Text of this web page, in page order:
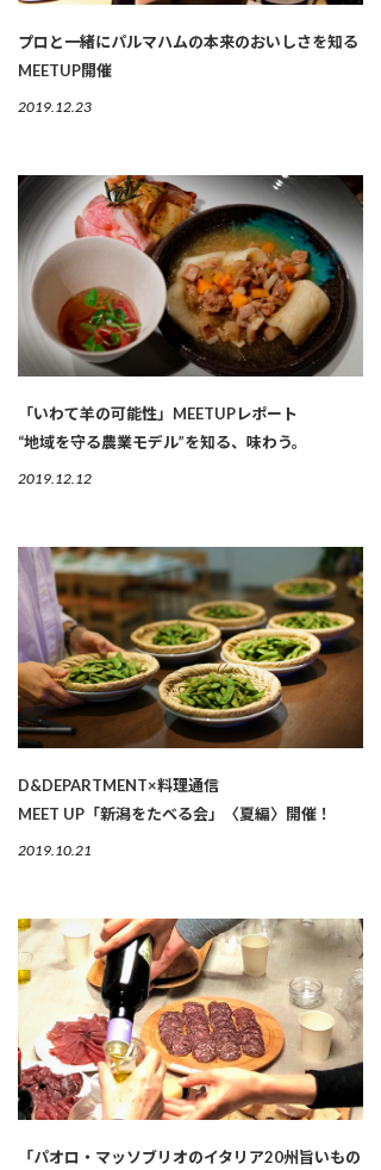
プロと一緒にパルマハムの本来のおいしさを知る
MEETUP開催
2019.12.23
「いわて羊の可能性」MEETUPレポート
“地域を守る農業モデル”を知る、味わう。
2019.12.12
D&DEPARTMENT×料理通信
MEET UP「新潟をたべる会」〈夏編〉開催！
2019.10.21
「パオロ・マッソブリオのイタリア20州旨いもの